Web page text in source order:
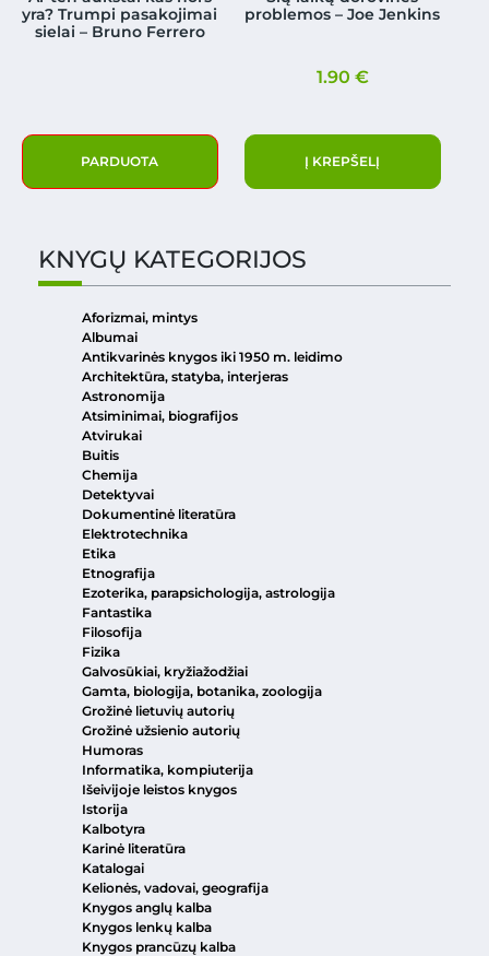
yra? Trumpi pasakojimai
sielai – Bruno Ferrero
PARDUOTA
problemos – Joe Jenkins
1.90 €
Į KREPŠELĮ
KNYGŲ KATEGORIJOS
Aforizmai, mintys
Albumai
Antikvarinės knygos iki 1950 m. leidimo
Architektūra, statyba, interjeras
Astronomija
Atsiminimai, biografijos
Atvirukai
Buitis
Chemija
Detektyvai
Dokumentinė literatūra
Elektrotechnika
Etika
Etnografija
Ezoterika, parapsichologija, astrologija
Fantastika
Filosofija
Fizika
Galvosūkiai, kryžiažodžiai
Gamta, biologija, botanika, zoologija
Grožinė lietuvių autorių
Grožinė užsienio autorių
Humoras
Informatika, kompiuterija
Išeivijoje leistos knygos
Istorija
Kalbotyra
Karinė literatūra
Katalogai
Kelionės, vadovai, geografija
Knygos anglų kalba
Knygos lenkų kalba
Knygos prancūzų kalba